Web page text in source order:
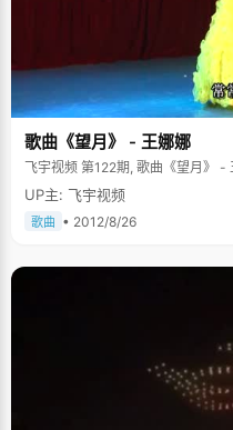
歌曲《望月》 - 王娜娜
飞宇视频 第122期, 歌曲《望月》 -
UP主: 飞宇视频
歌曲 • 2012/8/26